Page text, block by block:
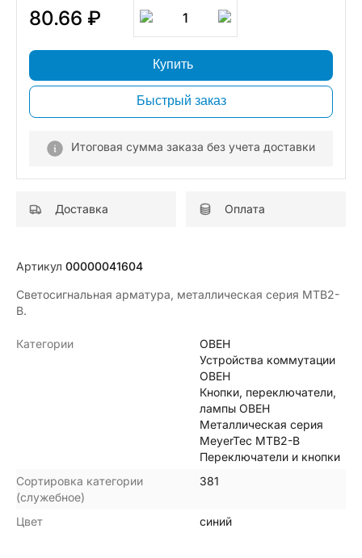
80.66 ₽ 1
Купить
Быстрый заказ
Итоговая сумма заказа без учета доставки
Доставка Оплата
Артикул 00000041604
Светосигнальная арматура, металлическая серия MTB2-
B.
Категории
ОВЕН
Устройства коммутации
ОВЕН
Кнопки, переключатели,
лампы ОВЕН
Металлическая серия
MeyerTec МТВ2-В
Переключатели и кнопки
Сортировка категории
(служебное)
381
Цвет синий